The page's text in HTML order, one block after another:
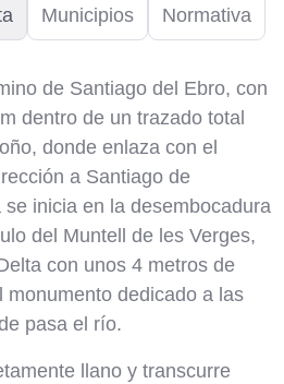
Municipios Normativa
de Santiago del Ebro, con
dentro de un trazado total
donde enlaza con el
a Santiago de
inicia en la desembocadura
del Muntell de les Verges,
con unos 4 metros de
monumento dedicado a las
pasa el río.
llano y transcurre